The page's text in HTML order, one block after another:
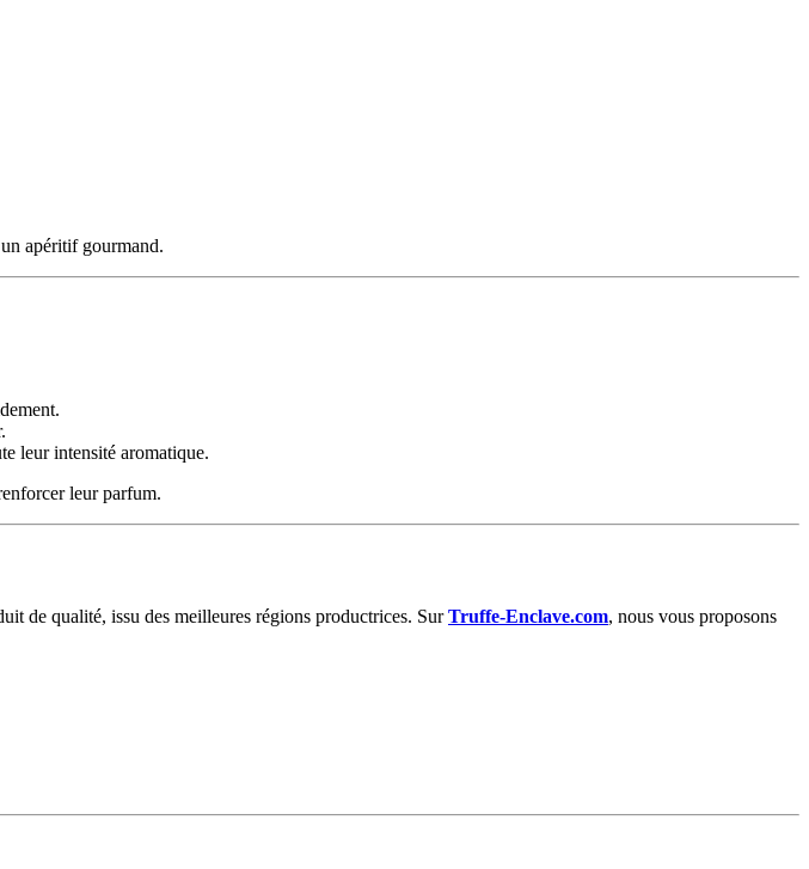
apéritif gourmand.
leur intensité aromatique.
leur parfum.
de qualité, issu des meilleures régions productrices. SurTruffe-Enclave.com, nous vous proposons